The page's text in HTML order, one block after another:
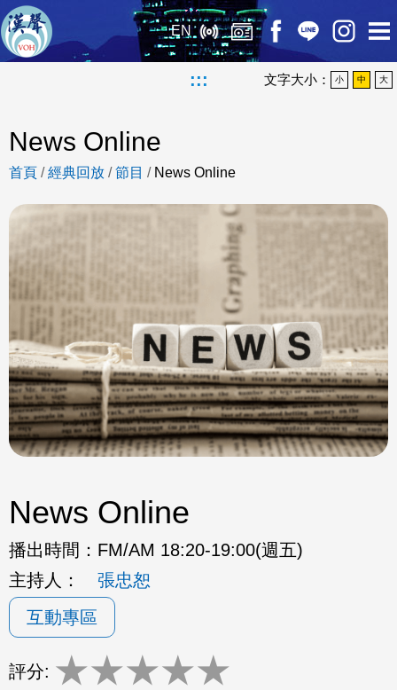
EN
::: 文字大小： 小 中 大
News Online
首頁 /經典回放 /節目 / News Online
News Online
播出時間： FM/AM 18:20-19:00(週五)
主持人：
張忠恕
互動專區
評分: ★★★★★